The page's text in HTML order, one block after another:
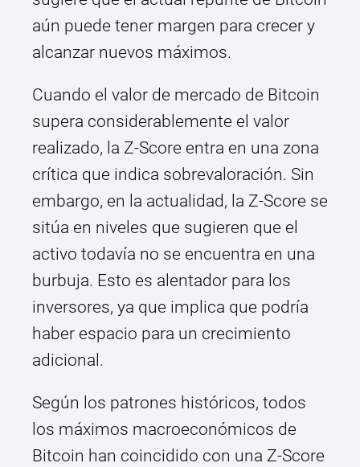
aún puede tener margen para crecer y
alcanzar nuevos máximos.
Cuando el valor de mercado de Bitcoin
supera considerablemente el valor
realizado, la Z-Score entra en una zona
crítica que indica sobrevaloración. Sin
embargo, en la actualidad, la Z-Score se
sitúa en niveles que sugieren que el
activo todavía no se encuentra en una
burbuja. Esto es alentador para los
inversores, ya que implica que podría
haber espacio para un crecimiento
adicional.
Según los patrones históricos, todos
los máximos macroeconómicos de
Bitcoin han coincidido con una Z-Score